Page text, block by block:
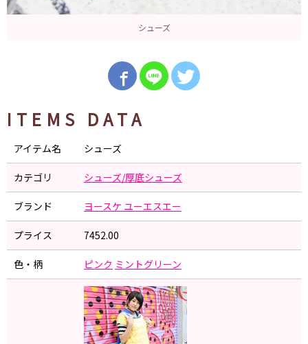
シューズ
ITEMS DATA
アイテム名 シューズ
カテゴリ シューズ/厚底シューズ
ブランド ヨースケ ユーエスエー
プライス 7452.00
色・柄 ピンク ミントグリーン